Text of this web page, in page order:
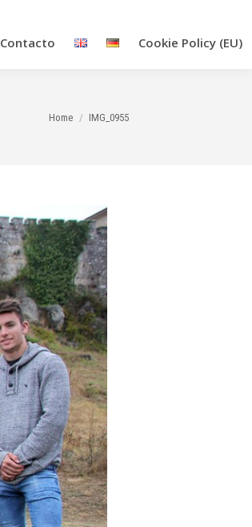
windowwindowwindow
Contacto Cookie Policy (EU)
You are here:
Home IMG_0955